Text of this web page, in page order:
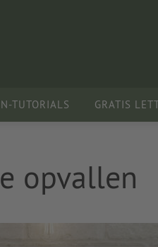
TUTORIALS GRATIS
opvallen